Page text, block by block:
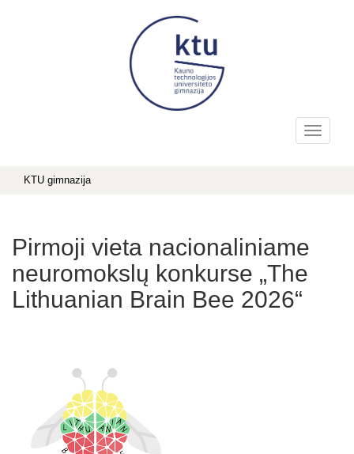
KTU gimnazija
Pirmoji vieta nacionaliniame
neuromokslų konkurse „The
Lithuanian Brain Bee 2026“